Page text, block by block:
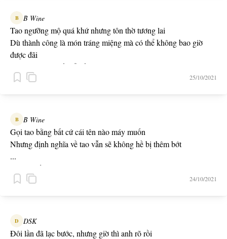
B B Wine
Tao ngưỡng mộ quá khứ nhưng tôn thờ tương lai
Dù thành công là món tráng miệng mà có thể không bao giờ
được đãi
Ai cũng phải chết để kết thúc một câu chuyện lại
Tao cũng phải chết để họ kể lại một huyền thoại
25/10/2021
B B Wine
Gọi tao bằng bất cứ cái tên nào máy muốn
Nhưng định nghĩa về tao vẫn sẽ không hề bị thêm bớt
...
Họ từ chối tao
Không quan tâm, chưa từng cần sự chấp nhận của họ
Không bao giờ đầu hàng mới là điều tao đang chứng tỏ
-- From the ghetto --
24/10/2021
D DSK
Đôi lần đã lạc bước, nhưng giờ thì anh rõ rồi